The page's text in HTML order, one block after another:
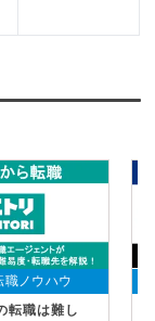
職ノウハウ
転職は難し